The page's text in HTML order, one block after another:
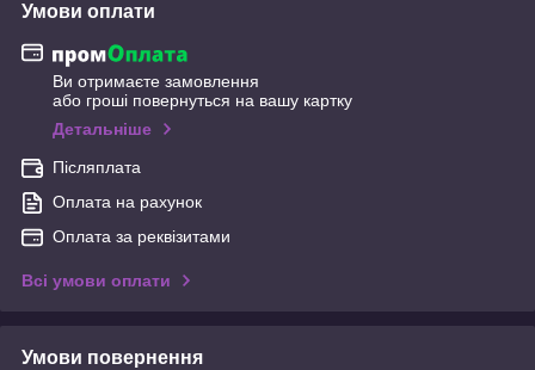
Умови оплати
Ви отримаєте замовлення
або гроші повернуться на вашу картку
Детальніше
Післяплата
Оплата на рахунок
Оплата за реквізитами
Всі умови оплати
Умови повернення